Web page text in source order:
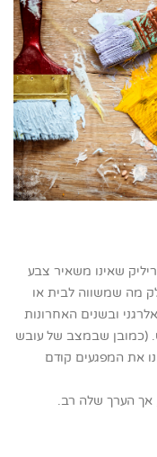
שאינו משאיר צבע
מה שמשווה לבית או
ובשנים האחרונות
(כמובן שבמצב של עובש
את המפגעים קודם
אך הערך שלה רב.